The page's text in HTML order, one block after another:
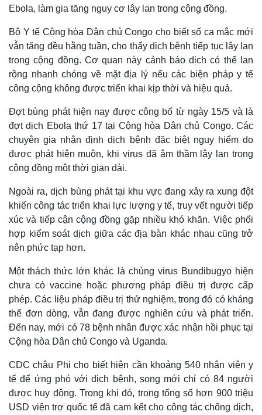
Thế giới
Quan sát
Cuộc sống đó đây
Hồ sơ
Multimedia
Video
Ảnh
E-Magazine
Ebola, làm gia tăng nguy cơ lây lan trong cộng đồng.
Bộ Y tế Cộng hòa Dân chủ Congo cho biết số ca mắc mới
vẫn tăng đều hằng tuần, cho thấy dịch bệnh tiếp tục lây lan
trong cộng đồng. Cơ quan này cảnh báo dịch có thể lan
rộng nhanh chóng về mặt địa lý nếu các biện pháp y tế
công cộng không được triển khai kịp thời và hiệu quả.
Đợt bùng phát hiện nay được công bố từ ngày 15/5 và là
đợt dịch Ebola thứ 17 tại Cộng hòa Dân chủ Congo. Các
chuyên gia nhận định dịch bệnh đặc biệt nguy hiểm do
được phát hiện muộn, khi virus đã âm thầm lây lan trong
cộng đồng một thời gian dài.
Ngoài ra, dịch bùng phát tại khu vực đang xảy ra xung đột
khiến công tác triển khai lực lượng y tế, truy vết người tiếp
xúc và tiếp cận cộng đồng gặp nhiều khó khăn. Việc phối
hợp kiểm soát dịch giữa các địa bàn khác nhau cũng trở
nên phức tạp hơn.
Một thách thức lớn khác là chủng virus Bundibugyo hiện
chưa có vaccine hoặc phương pháp điều trị được cấp
phép. Các liệu pháp điều trị thử nghiệm, trong đó có kháng
thể đơn dòng, vẫn đang được nghiên cứu và phát triển.
Đến nay, mới có 78 bệnh nhân được xác nhận hồi phục tại
Cộng hòa Dân chủ Congo và Uganda.
CDC châu Phi cho biết hiện cần khoảng 540 nhân viên y
tế để ứng phó với dịch bệnh, song mới chỉ có 84 người
được huy động. Trong khi đó, trong tổng số hơn 900 triệu
USD viện trợ quốc tế đã cam kết cho công tác chống dịch,